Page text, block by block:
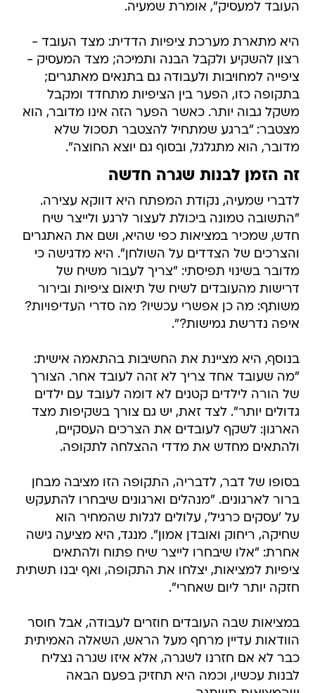
העובד למעסיק", אומרת שמעיה.
היא מתארת מערכת ציפיות הדדית: מצד העובד -
רצון להשקיע ולקבל הבנה ותמיכה; מצד המעסיק -
ציפייה למחויבות ולעבודה גם בתנאים מאתגרים;
בתקופה כזו, הפער בין הציפיות מתחדד ומקבל
משקל גבוה יותר. כאשר הפער הזה אינו מדובר, הוא
מצטבר: "ברגע שמתחיל להצטבר תסכול שלא
מדובר, הוא מתגלגל, ובסוף גם יוצא החוצה".
זה הזמן לבנות שגרה חדשה
לדברי שמעיה, נקודת המפתח היא דווקא עצירה.
"התשובה טמונה ביכולת לעצור לרגע ולייצר שיח
חדש, שמכיר במציאות כפי שהיא, ושם את האתגרים
והצרכים של הצדדים על השולחן". היא מדגישה כי
מדובר בשינוי תפיסתי: "צריך לעבור משיח של
דרישות מהעובדים לשיח של תיאום ציפיות ובירור
משותף: מה כן אפשרי עכשיו? מה סדרי העדיפויות?
איפה נדרשת גמישות?".
בנוסף, היא מציינת את החשיבות בהתאמה אישית:
"מה שעובד אחד צריך לא זהה לעובד אחר. הצורך
של הורה לילדים קטנים לא דומה לעובד עם ילדים
גדולים יותר". לצד זאת, יש גם צורך בשקיפות מצד
הארגון: לשקף לעובדים את הצרכים העסקיים,
ולהתאים מחדש את מדדי ההצלחה לתקופה.
בסופו של דבר, לדבריה, התקופה הזו מציבה מבחן
ברור לארגונים. "מנהלים וארגונים שיבחרו להתעקש
על 'עסקים כרגיל', עלולים לגלות שהמחיר הוא
שחיקה, ריחוק ואובדן אמון". מנגד, היא מציעה גישה
אחרת: "אלו שיבחרו לייצר שיח פתוח ולהתאים
ציפיות למציאות, יצלחו את התקופה, ואף יבנו תשתית
חזקה יותר ליום שאחרי".
במציאות שבה העובדים חוזרים לעבודה, אבל חוסר
הוודאות עדיין מרחף מעל הראש, השאלה האמיתית
כבר לא אם חזרנו לשגרה, אלא איזו שגרה נצליח
לבנות עכשיו, וכמה היא תחזיק בפעם הבאה